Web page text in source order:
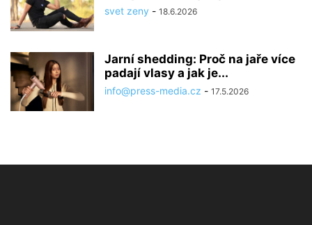
svet zeny - 18.6.2026
Jarní shedding: Proč na jaře více
padají vlasy a jak je...
info@press-media.cz - 17.5.2026